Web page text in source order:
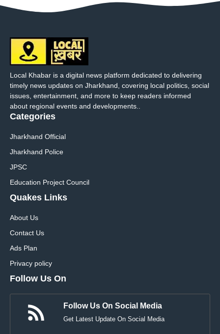
Local Khabar is a digital news platform dedicated to delivering
timely news updates on Jharkhand, covering local politics, social
issues, entertainment, and more to keep readers informed
about regional events and developments..
Categories
Jharkhand Official
Jharkhand Police
JPSC
Education Project Council
Quakes Links
About Us
Contact Us
Ads Plan
Privacy policy
Follow Us On
Follow Us On Social Media
Get Latest Update On Social Media